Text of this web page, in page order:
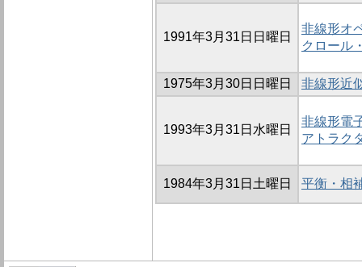
1991年3月31日日曜日
非線形オ
クロール
1975年3月30日日曜日 非線形近
1993年3月31日水曜日
非線形電
アトラク
1984年3月31日土曜日 平衡・相